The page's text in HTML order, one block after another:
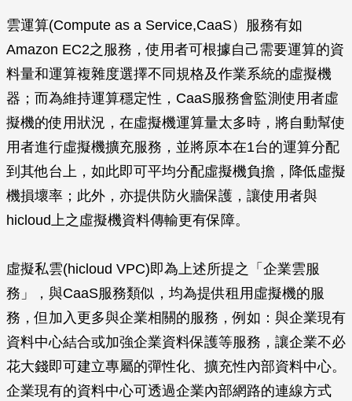
雲運算(Compute as a Service,CaaS）服務有如
Amazon EC2之服務，使用者可根據自己需要運算的資
料量和運算複雜度選擇不同規格及作業系統的虛擬機
器；而為維持運算穩定性，CaaS服務會監測使用者虛
擬機的使用狀況，在虛擬機運算量太多時，將自動幫使
用者進行虛擬機擴充服務，並將原本在1台的運算分配
到其他台上，如此即可平均分配虛擬機負擔，降低虛擬
機損壞率；此外，亦提供防火牆保護，讓使用者與
hicloud上之虛擬機資料傳輸更有保障。
虛擬私雲(hicloud VPC)即為上述所提之「企業雲服
務」，與CaaS服務類似，均為提供租用虛擬機的服
務，但加入更多與企業相關的服務，例如：與企業現有
資料中心結合或加強企業資料保護等服務，讓企業不必
花大錢即可建立專屬的彈性化、擴充性內部資料中心。
企業現有的資料中心可透過企業內部網路的連線方式